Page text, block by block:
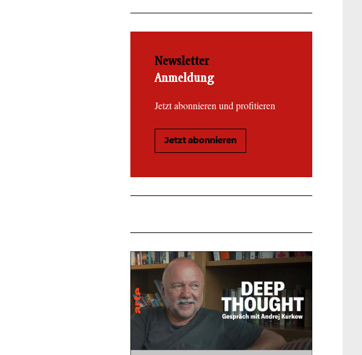
Newsletter
Anmeldung
Jetzt abonnieren und profitieren
Jetzt abonnieren